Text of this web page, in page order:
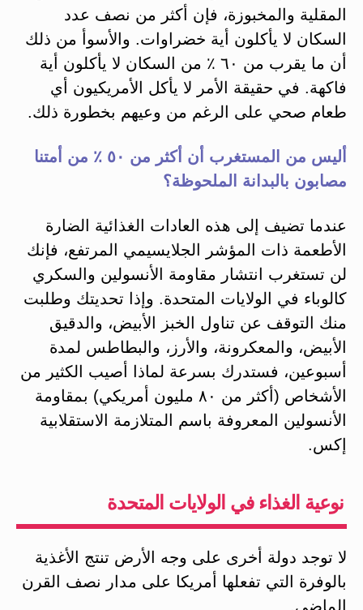
المقلية والمخبوزة، فإن أكثر من نصف عدد
السكان لا يأكلون أية خضراوات. والأسوأ من ذلك
أن ما يقرب من ٦٠ ٪ من السكان لا يأكلون أية
فاكهة. في حقيقة الأمر لا يأكل الأمريكيون أي
طعام صحي على الرغم من وعيهم بخطورة ذلك.
أليس من المستغرب أن أكثر من ٥٠ ٪ من أمتنا
مصابون بالبدانة الملحوظة؟
عندما تضيف إلى هذه العادات الغذائية الضارة
الأطعمة ذات المؤشر الجلايسيمي المرتفع، فإنك
لن تستغرب انتشار مقاومة الأنسولين والسكري
كالوباء في الولايات المتحدة. وإذا تحديتك وطلبت
منك التوقف عن تناول الخبز الأبيض، والدقيق
الأبيض، والمعكرونة، والأرز، والبطاطس لمدة
أسبوعين، فستدرك بسرعة لماذا أصيب الكثير من
الأشخاص (أكثر من ٨٠ مليون أمريكي) بمقاومة
الأنسولين المعروفة باسم المتلازمة الاستقلابية
إكس.
نوعية الغذاء في الولايات المتحدة
لا توجد دولة أخرى على وجه الأرض تنتج الأغذية
بالوفرة التي تفعلها أمريكا على مدار نصف القرن
الماضي.